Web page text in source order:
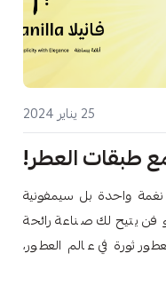
25 يناير 2024
طبقات العطر!
واحدة بل سيمفونية
يتيح لك صناعة رائحة
ثورة في عالم العطور،